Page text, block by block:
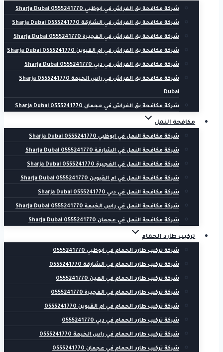
شركة مكافحة بق الفراش في ابوظبي 0555241770 Sharja Dubai
شركة مكافحة بق الفراش في الشارقة 0555241770 Sharja Dubai
شركة مكافحة بق الفراش في الفجيرة 0555241770 Sharja Dubai
شركة مكافحة بق الفراش في ام القيوين 0555241770 Sharja Dubai
شركة مكافحة بق الفراش في دبي 0555241770 Sharja Dubai
شركة مكافحة بق الفراش في راس الخيمة 0555241770 Sharja
Dubai
شركة مكافحة بق الفراش في عجمان 0555241770 Sharja Dubai
مكافحة النمل
شركة مكافحة النمل في ابوظبي 0555241770 Sharja Dubai
شركة مكافحة النمل في الشارقة 0555241770 Sharja Dubai
شركة مكافحة النمل في الفجيرة 0555241770 Sharja Dubai
شركة مكافحة النمل في ام القيوين 0555241770 Sharja Dubai
شركة مكافحة النمل في دبي 0555241770 Sharja Dubai
شركة مكافحة النمل في راس الخيمة 0555241770 Sharja Dubai
شركة مكافحة النمل في عجمان 0555241770 Sharja Dubai
تركيب طارد الحمام
شركة تركيب طارد الحمام في ابوظبي 0555241770
شركة تركيب طارد الحمام في الشارقة 0555241770
شركة تركيب طارد الحمام في العين 0555241770
شركة تركيب طارد الحمام في الفجيرة 0555241770
شركة تركيب طارد الحمام في ام القيوين 0555241770
شركة تركيب طارد الحمام في دبي 0555241770
شركة تركيب طارد الحمام في راس الخيمة 0555241770
شركة تركيب طارد الحمام في عجمان 0555241770